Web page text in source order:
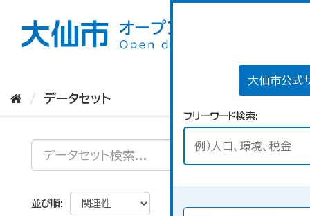
大仙市公式
フリーワード検索
データセット
並び順